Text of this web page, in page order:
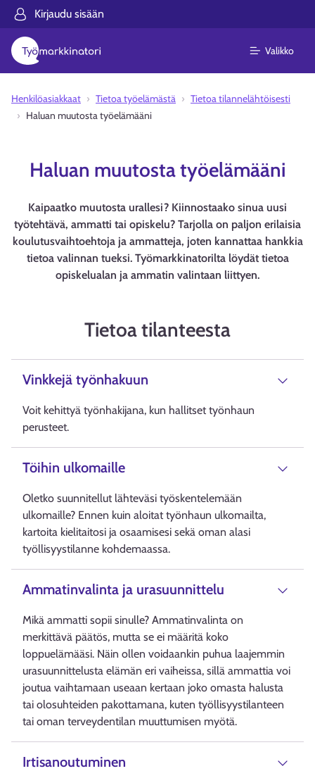
Kirjaudu sisään
Valikko
Henkilöasiakkaat Tietoa työelämästä
Tietoa tilannelähtöisesti
Haluan muutosta työelämääni
Haluan muutosta työelämääni
Kaipaatko muutosta urallesi? Kiinnostaako sinua uusi
työtehtävä, ammatti tai opiskelu? Tarjolla on paljon erilaisia
koulutusvaihtoehtoja ja ammatteja, joten kannattaa hankkia
tietoa valinnan tueksi. Työmarkkinatorilta löydät tietoa
opiskelualan ja ammatin valintaan liittyen.
Tietoa tilanteesta
Vinkkejä työnhakuun
Voit kehittyä työnhakijana, kun hallitset työnhaun
perusteet.
Töihin ulkomaille
Oletko suunnitellut lähteväsi työskentelemään
ulkomaille? Ennen kuin aloitat työnhaun ulkomailta,
kartoita kielitaitosi ja osaamisesi sekä oman alasi
työllisyystilanne kohdemaassa.
Ammatinvalinta ja urasuunnittelu
Mikä ammatti sopii sinulle? Ammatinvalinta on
merkittävä päätös, mutta se ei määritä koko
loppuelämääsi. Näin ollen voidaankin puhua laajemmin
urasuunnittelusta elämän eri vaiheissa, sillä ammattia voi
joutua vaihtamaan useaan kertaan joko omasta halusta
tai olosuhteiden pakottamana, kuten työllisyystilanteen
tai oman terveydentilan muuttumisen myötä.
Irtisanoutuminen